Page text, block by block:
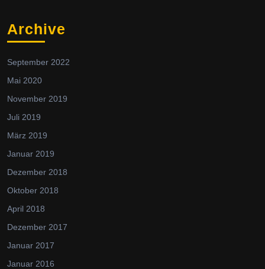
Archive
September 2022
Mai 2020
November 2019
Juli 2019
März 2019
Januar 2019
Dezember 2018
Oktober 2018
April 2018
Dezember 2017
Januar 2017
Januar 2016